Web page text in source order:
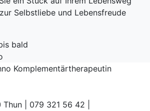
Selbstliebe und Lebensfreude
bald
| 079 321 56 42 |